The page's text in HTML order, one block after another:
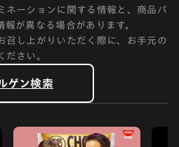
ネーションに関する情報と、商品パ
が異なる場合があります。
召し上がりいただく際に、お手元の
ださい。
ゲン検索